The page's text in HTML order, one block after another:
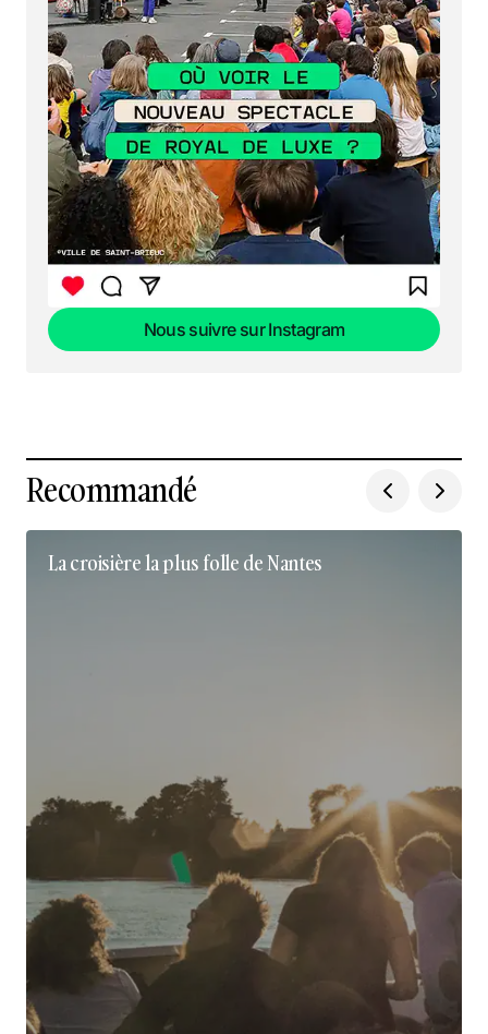
Nous suivre sur Instagram
Recommandé
La croisière la plus folle de Nantes